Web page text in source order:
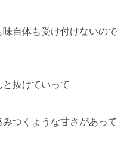
自体も受け付けないので
抜けていって
つくような甘さがあって